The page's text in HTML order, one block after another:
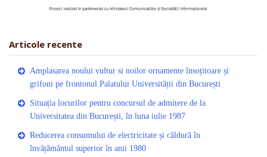
Articole recente
Amplasarea noului vultur si noilor ornamente însoțitoare și
grifoni pe frontonul Palatului Universității din București
Situația locurilor pentru concursul de admitere de la
Universitatea din București, în luna iulie 1987
Reducerea consumului de electricitate și căldură în
învățământul superior în anii 1980